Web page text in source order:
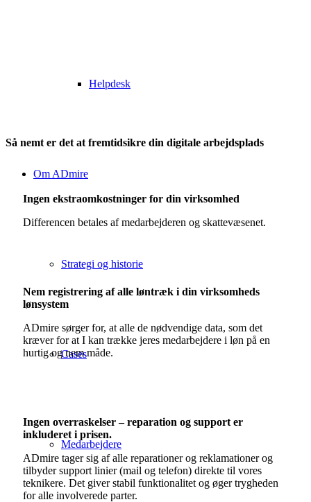
Helpdesk
Om ADmire
Strategi og historie
Cases
Medarbejdere
Så nemt er det at fremtidsikre din digitale arbejdsplads
Ingen ekstraomkostninger for din virksomhed
Differencen betales af medarbejderen og skattevæsenet.
Nem registrering af alle løntræk i din virksomheds
lønsystem
ADmire sørger for, at alle de nødvendige data, som det
kræver for at I kan trække jeres medarbejdere i løn på en
hurtig og nem måde.
Ingen overraskelser– reparation og support er
inkluderet i prisen.
ADmire tager sig af alle reparationer og reklamationer og
tilbyder support linier (mail og telefon) direkte til vores
teknikere. Det giver stabil funktionalitet og øger trygheden
for alle involverede parter.